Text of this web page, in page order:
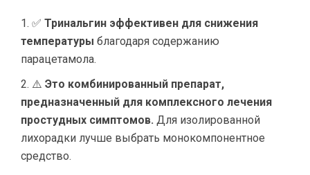
✅ Тринальгин эффективен для снижения
температуры благодаря содержанию
парацетамола.
⚠️ Это комбинированный препарат,
предназначенный для комплексного лечения
простудных симптомов. Для изолированной
лихорадки лучше выбрать монокомпонентное
средство.